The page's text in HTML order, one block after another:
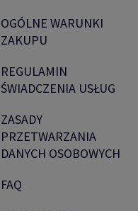
OGÓLNE WARUNKI
ZAKUPU
REGULAMIN
ŚWIADCZENIA USŁUG
ZASADY
PRZETWARZANIA
DANYCH OSOBOWYCH
FAQ